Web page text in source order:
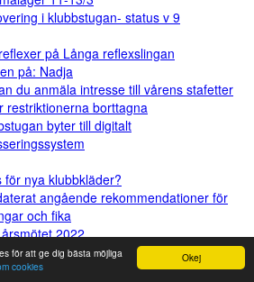
Okej
för att ge dig bästa möjliga
cookies
i klubbstugan- status v 9
på Långa reflexslingan
på: Nadja
du anmäla intresse till vårens stafetter
restriktionerna borttagna
byter till digitalt
för nya klubbkläder?
angående rekommendationer för
och fika
2022
pepp lördag 15:00
stängs de kommande veckorna